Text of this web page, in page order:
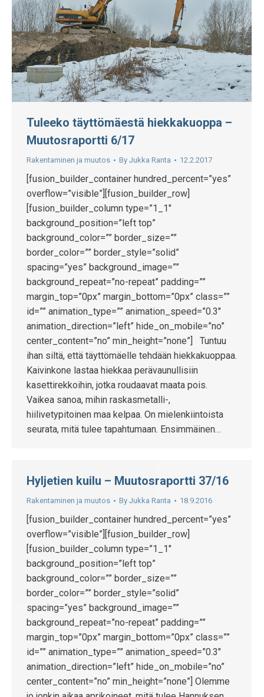
Tuleeko täyttömäestä hiekkakuoppa –
Muutosraportti 6/17
Rakentaminen ja muutos By Jukka Ranta 12.2.2017
[fusion_builder_container hundred_percent=”yes”
overflow=”visible”][fusion_builder_row]
[fusion_builder_column type=”1_1″
background_position=”left top”
background_color=”” border_size=””
border_color=”” border_style=”solid”
spacing=”yes” background_image=””
background_repeat=”no-repeat” padding=””
margin_top=”0px” margin_bottom=”0px” class=””
id=”” animation_type=”” animation_speed=”0.3″
animation_direction=”left” hide_on_mobile=”no”
center_content=”no” min_height=”none”] Tuntuu
ihan siltä, että täyttömäelle tehdään hiekkakuoppaa.
Kaivinkone lastaa hiekkaa perävaunullisiin
kasettirekkoihin, jotka roudaavat maata pois.
Vaikea sanoa, mihin raskasmetalli-,
hiilivetypitoinen maa kelpaa. On mielenkiintoista
seurata, mitä tulee tapahtumaan. Ensimmäinen…
Hyljetien kuilu – Muutosraportti 37/16
Rakentaminen ja muutos By Jukka Ranta 18.9.2016
[fusion_builder_container hundred_percent=”yes”
overflow=”visible”][fusion_builder_row]
[fusion_builder_column type=”1_1″
background_position=”left top”
background_color=”” border_size=””
border_color=”” border_style=”solid”
spacing=”yes” background_image=””
background_repeat=”no-repeat” padding=””
margin_top=”0px” margin_bottom=”0px” class=””
id=”” animation_type=”” animation_speed=”0.3″
animation_direction=”left” hide_on_mobile=”no”
center_content=”no” min_height=”none”] Olemme